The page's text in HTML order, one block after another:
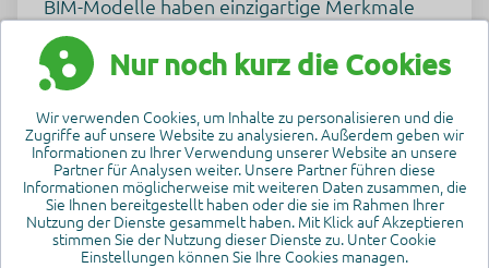
BIM-Modelle haben einzigartige Merkmale
wie Geometrie und verschiedene
Datenstrukturen, die mit allgemeinen
Werkzeugen schwer zu handhaben sind.
Durch die Anwendung spezifischer Techniken
auf BIM-Modelle können wir BIM-Rohdaten
auf skalierbare und automatisierte Weise zu
einem wertvolleren Produkt veredeln.
Der Prozess umfasst mehrere Schritte:
Nur noch kurz die Cookies
Wir verwenden Cookies, um Inhalte zu personalisieren und die
Zugriffe auf unsere Website zu analysieren. Außerdem geben wir
Informationen zu Ihrer Verwendung unserer Website an unsere
Partner für Analysen weiter. Unsere Partner führen diese
Informationen möglicherweise mit weiteren Daten zusammen, die
Sie Ihnen bereitgestellt haben oder die sie im Rahmen Ihrer
Nutzung der Dienste gesammelt haben. Mit Klick auf Akzeptieren
stimmen Sie der Nutzung dieser Dienste zu. Unter Cookie
Einstellungen können Sie Ihre Cookies managen.